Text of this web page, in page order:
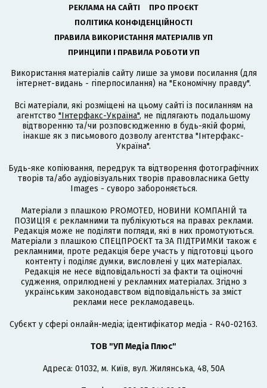
РЕКЛАМА НА САЙТІ
ПРО ПРОЄКТ
ПОЛІТИКА КОНФІДЕНЦІЙНОСТІ
ПРАВИЛА ВИКОРИСТАННЯ МАТЕРІАЛІВ УП
ПРИНЦИПИ І ПРАВИЛА РОБОТИ УП
Використання матеріалів сайту лише за умови посилання (для
інтернет-видань - гіперпосилання) на "Економічну правду".
Всі матеріали, які розміщені на цьому сайті із посиланням на
агентство "Інтерфакс-Україна", не підлягають подальшому
відтворенню та/чи розповсюдженню в будь-якій формі,
інакше як з письмового дозволу агентства "Інтерфакс-
Україна".
Будь-яке копіювання, передрук та відтворення фотографічних
творів та/або аудіовізуальних творів правовласника Getty
Images - суворо забороняється.
Матеріали з плашкою PROMOTED, НОВИНИ КОМПАНІЙ та
ПОЗИЦІЯ є рекламними та публікуються на правах реклами.
Редакція може не поділяти погляди, які в них промотуються.
Матеріали з плашкою СПЕЦПРОЄКТ та ЗА ПІДТРИМКИ також є
рекламними, проте редакція бере участь у підготовці цього
контенту і поділяє думки, висловлені у цих матеріалах.
Редакція не несе відповідальності за факти та оціночні
судження, оприлюднені у рекламних матеріалах. Згідно з
українським законодавством відповідальність за зміст
реклами несе рекламодавець.
Cубєкт у сфері онлайн-медіа; ідентифікатор медіа - R40-02163.
ТОВ "УП Медіа Плюс"
Адреса: 01032, м. Київ, вул. Жилянська, 48, 50А